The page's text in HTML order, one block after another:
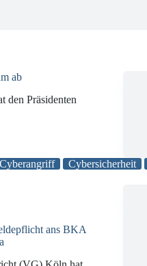
ab
den Präsidenten
Cyberangriff Cybersicherheit
ans BKA